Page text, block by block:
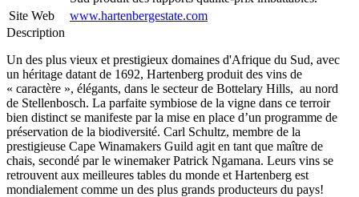
Site Web
www.hartenbergestate.com
Description
Un des plus vieux et prestigieux domaines d'Afrique du Sud, avec
un héritage datant de 1692, Hartenberg produit des vins de
« caractère », élégants, dans le secteur de Bottelary Hills, au nord
de Stellenbosch. La parfaite symbiose de la vigne dans ce terroir
bien distinct se manifeste par la mise en place d’un programme de
préservation de la biodiversité. Carl Schultz, membre de la
prestigieuse Cape Winamakers Guild agit en tant que maître de
chais, secondé par le winemaker Patrick Ngamana. Leurs vins se
retrouvent aux meilleures tables du monde et Hartenberg est
mondialement comme un des plus grands producteurs du pays!